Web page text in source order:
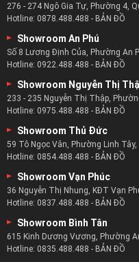
276 - 274 Ngô Gia Tự, Phường 4,
Hotline: 0878.488.488 - BẢN ĐỒ
Showroom An Phú
Số 8 Lương Định Của, Phường An
Hotline: 0922.488.488 - BẢN ĐỒ
Showroom Nguyễn Thị
233 - 235 Nguyễn Thị Thập,
Hotline: 0975.488.488 - BẢN ĐỒ
Showroom Thủ Đức
59 Tô Ngọc Vân, Phường Linh Tây,
Hotline: 0854.488.488 - BẢN ĐỒ
Showroom Vạn Phúc
36 Nguyễn Thị Nhung, KĐT Vạn
Hotline: 0837.488.488 - BẢN ĐỒ
Showroom Bình Tân
615 Kinh Dương Vương, Phường
Hotline: 0835.488.488 - BẢN ĐỒ